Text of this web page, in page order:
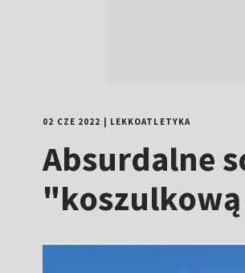
02 CZE 2022 LEKKOATLETYKA
Absurdalne